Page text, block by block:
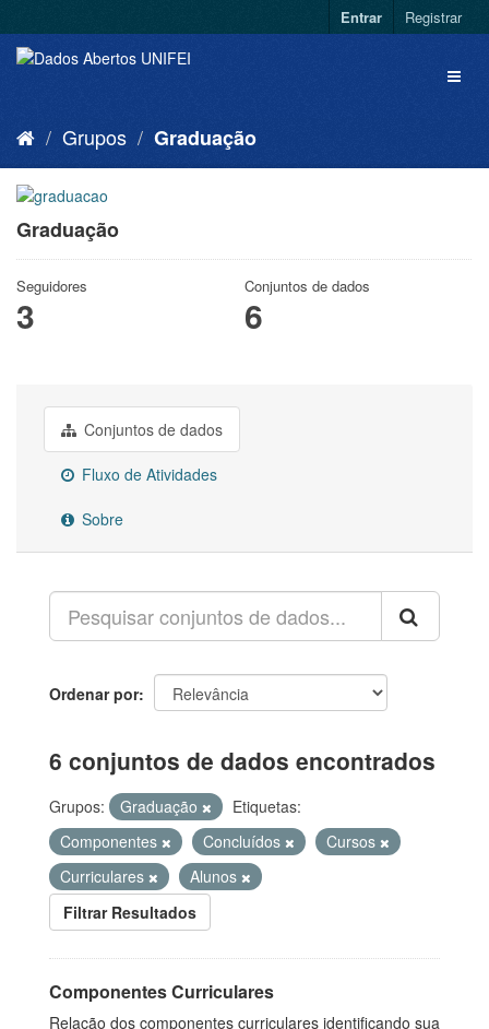
Entrar Registrar
Grupos Graduação
Graduação
Seguidores
3
Conjuntos de dados
6
Conjuntos de dados
Fluxo de Atividades
Sobre
Ordenar por
6 conjuntos de dados encontrados
Grupos: Graduação
Etiquetas:
Componentes
Concluídos
Cursos
Curriculares
Alunos
Filtrar Resultados
Componentes Curriculares
Relação dos componentes curriculares identificando sua